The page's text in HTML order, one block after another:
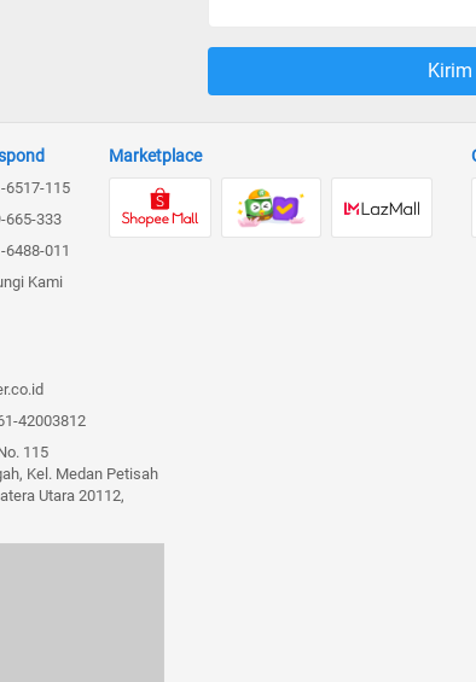
`Kirim
6517-115
665-333
6488-011
Kami
Marketplace
42003812
115
Kel. Medan Petisah
Utara 20112,